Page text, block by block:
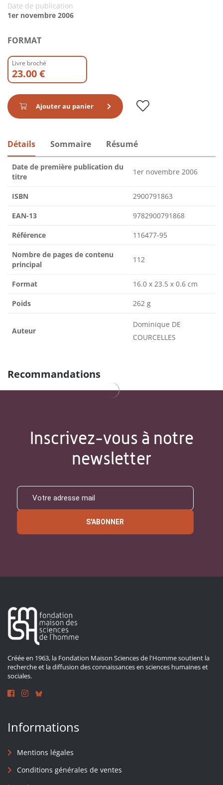
Date de publication
1er novembre 2006
FORMAT
Livre broché
23.00 €
Ajouter au panier
Détails Sommaire Résumé
Date de première publication du
titre
1er novembre 2006
ISBN 2900791863
EAN-13 9782900791868
Référence 116477-95
Nombre de pages de contenu
principal
112
Format 16.0 x 23.5 x 0.6 cm
Poids 262 g
Auteur
Dominique DE
COURCELLES
Recommandations
Inscrivez-vous à notre
newsletter
S'ABONNER
Créée en 1963, la Fondation Maison Sciences de l'Homme soutient la
recherche et la diffusion des connaissances en sciences humaines et
sociales.
Informations
Mentions légales
Conditions générales de ventes